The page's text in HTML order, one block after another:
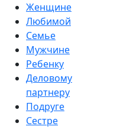
Женщине
Любимой
Семье
Мужчине
Ребенку
Деловому
партнеру
Подруге
Сестре